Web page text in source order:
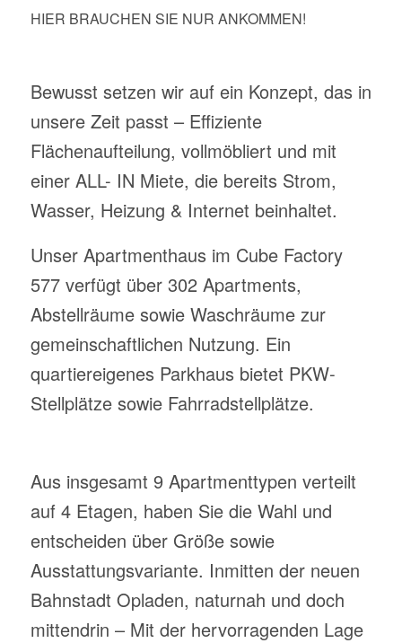
HIER BRAUCHEN SIE NUR ANKOMMEN!
Bewusst setzen wir auf ein Konzept, das in
unsere Zeit passt – Effiziente
Flächenaufteilung, vollmöbliert und mit
einer ALL- IN Miete, die bereits Strom,
Wasser, Heizung & Internet beinhaltet.
Unser Apartmenthaus im Cube Factory
577 verfügt über 302 Apartments,
Abstellräume sowie Waschräume zur
gemeinschaftlichen Nutzung. Ein
quartiereigenes Parkhaus bietet PKW-
Stellplätze sowie Fahrradstellplätze.
Aus insgesamt 9 Apartmenttypen verteilt
auf 4 Etagen, haben Sie die Wahl und
entscheiden über Größe sowie
Ausstattungsvariante. Inmitten der neuen
Bahnstadt Opladen, naturnah und doch
mittendrin – Mit der hervorragenden Lage